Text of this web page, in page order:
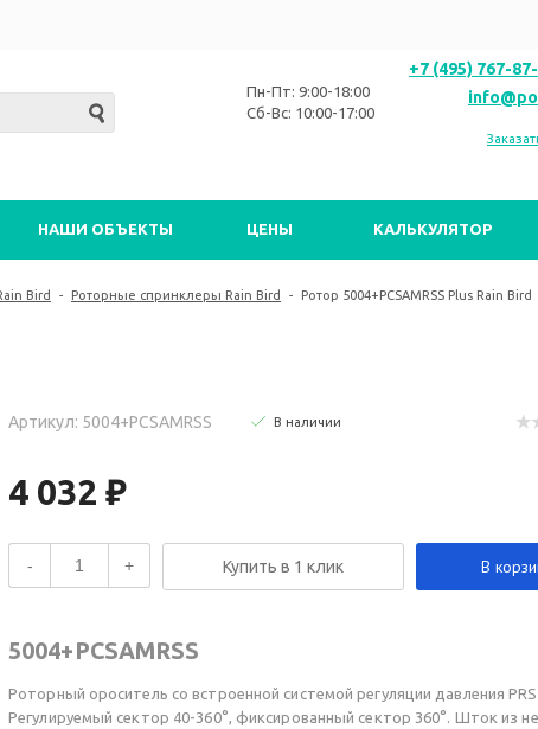
Пн-Пт: 9:00-18:00
Сб-Вс: 10:00-17:00
+7 (495) 767-
НАШИ ОБЪЕКТЫ ЦЕНЫ КАЛЬКУЛЯТОР
Bird - Роторные спринклеры Rain Bird - Ротор 5004+PCSAMRSS Plus Rain Bird
Артикул: 5004+PCSAMRSS В наличии
4 032 ₽
- + Купить в 1 клик В
5004+PCSAMRSS
Роторный ороситель со встроенной системой регуляции давления
Регулируемый сектор 40-360°, фиксированный сектор 360°. Шток из